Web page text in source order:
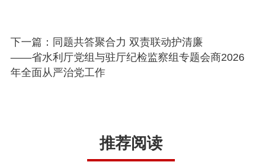
下一篇：同题共答聚合力 双责联动护清廉
——省水利厅党组与驻厅纪检监察组专题会商2026
年全面从严治党工作
推荐阅读